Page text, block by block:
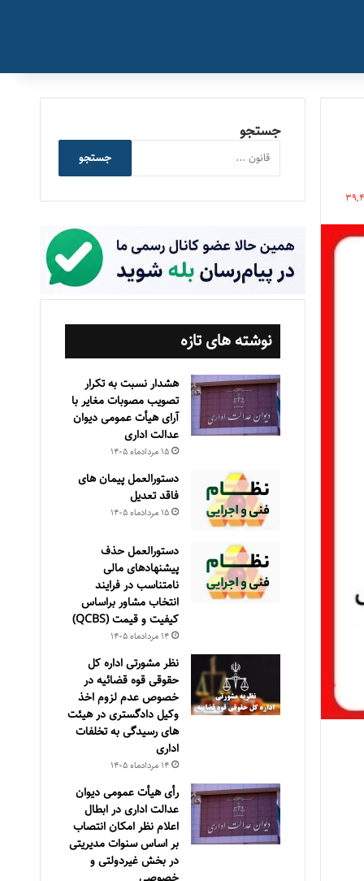
جستجو
جستجو
نوشته های تازه
هشدار نسبت به تکرار
تصویب مصوبات مغایر با
آرای هیأت عمومی دیوان
عدالت اداری
۱۵ مرداد‌ماه ۱۴۰۵
دستورالعمل پیمان های
فاقد تعدیل
۱۵ مرداد‌ماه ۱۴۰۵
دستورالعمل حذف
پيشنهادهای مالی
نامتناسب در فرايند
انتخاب مشاور براساس
كيفيت و قيمت (QCBS)
۱۴ مرداد‌ماه ۱۴۰۵
نظر مشورتی اداره کل
حقوقی قوه قضائیه در
خصوص عدم لزوم اخذ
وکیل دادگستری در هیئت
های رسیدگی به تخلفات
اداری
۱۴ مرداد‌ماه ۱۴۰۵
رأی هیأت عمومی دیوان
عدالت اداری در ابطال
اعلام نظر امکان انتصاب
بر اساس سنوات مدیریتی
در بخش غیردولتی و